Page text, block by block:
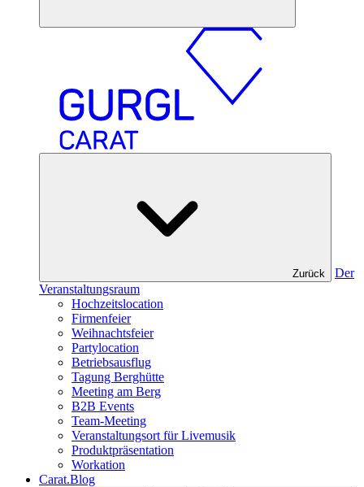
Zurück
Der
Veranstaltungsraum
Hochzeitslocation
Firmenfeier
Weihnachtsfeier
Partylocation
Betriebsausflug
Tagung Berghütte
Meeting am Berg
B2B Events
Team-Meeting
Veranstaltungsort für Livemusik
Produktpräsentation
Workation
Carat.Blog